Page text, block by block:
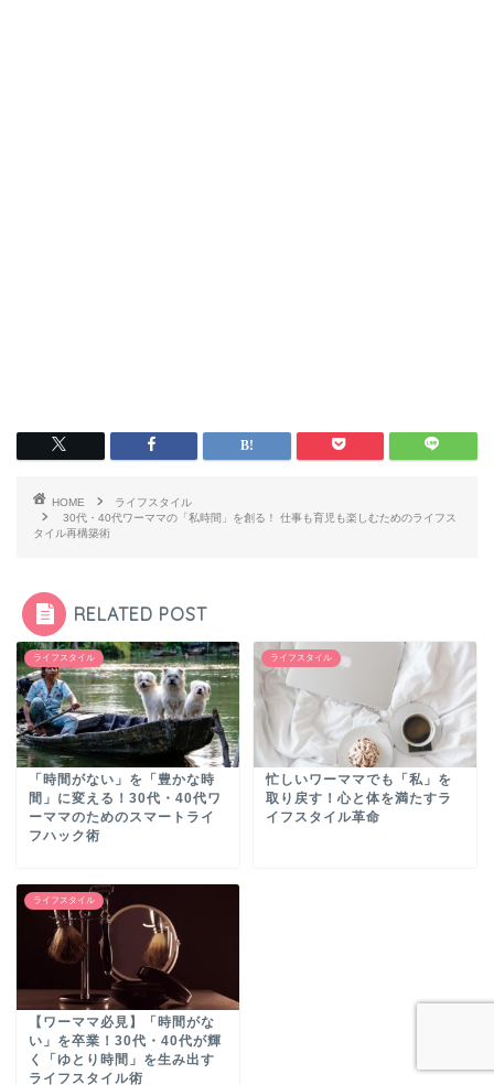
HOME
ライフスタイル
30代・40代ワーママの「私時間」を創る！ 仕事も育児も楽しむためのライフス
タイル再構築術
RELATED POST
ライフスタイル
「時間がない」を「豊かな時
間」に変える！30代・40代ワ
ーママのためのスマートライ
フハック術
ライフスタイル
忙しいワーママでも「私」を
取り戻す！心と体を満たすラ
イフスタイル革命
ライフスタイル
【ワーママ必見】「時間がな
い」を卒業！30代・40代が輝
く「ゆとり時間」を生み出す
ライフスタイル術